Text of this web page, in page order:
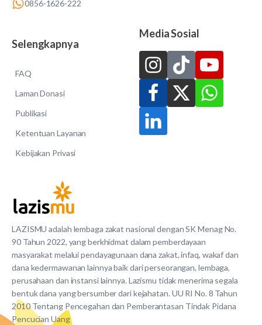
LAZISMU adalah lembaga zakat nasional dengan SK Menag No.
90 Tahun 2022, yang berkhidmat dalam pemberdayaan
masyarakat melalui pendayagunaan dana zakat, infaq, wakaf dan
dana kedermawanan lainnya baik dari perseorangan, lembaga,
perusahaan dan instansi lainnya. Lazismu tidak menerima segala
bentuk dana yang bersumber dari kejahatan. UU RI No. 8 Tahun
2010 Tentang Pencegahan dan Pemberantasan Tindak Pidana
Pencucian Uang
0856-1626-222
Selengkapnya
FAQ
Laman Donasi
Publikasi
Ketentuan Layanan
Kebijakan Privasi
Media Sosial